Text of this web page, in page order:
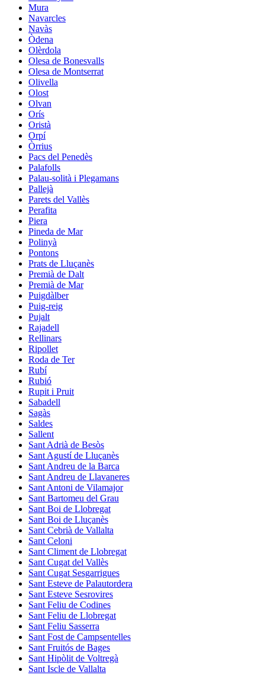
Mura
Navarcles
Navàs
Òdena
Olèrdola
Olesa de Bonesvalls
Olesa de Montserrat
Olivella
Olost
Olvan
Orís
Oristà
Orpí
Òrrius
Pacs del Penedès
Palafolls
Palau-solità i Plegamans
Pallejà
Parets del Vallès
Perafita
Piera
Pineda de Mar
Polinyà
Pontons
Prats de Lluçanès
Premià de Dalt
Premià de Mar
Puigdàlber
Puig-reig
Pujalt
Rajadell
Rellinars
Ripollet
Roda de Ter
Rubí
Rubió
Rupit i Pruit
Sabadell
Sagàs
Saldes
Sallent
Sant Adrià de Besòs
Sant Agustí de Lluçanès
Sant Andreu de la Barca
Sant Andreu de Llavaneres
Sant Antoni de Vilamajor
Sant Bartomeu del Grau
Sant Boi de Llobregat
Sant Boi de Lluçanès
Sant Cebrià de Vallalta
Sant Celoni
Sant Climent de Llobregat
Sant Cugat del Vallès
Sant Cugat Sesgarrigues
Sant Esteve de Palautordera
Sant Esteve Sesrovires
Sant Feliu de Codines
Sant Feliu de Llobregat
Sant Feliu Sasserra
Sant Fost de Campsentelles
Sant Fruitós de Bages
Sant Hipòlit de Voltregà
Sant Iscle de Vallalta